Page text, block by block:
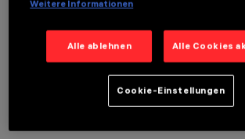
TECHNISCHE DATEN
LETZTES UPDATE: 07.08.2026
Weitere Informationen
Alle ablehnen Alle Cookies
Cookie-Einstellungen